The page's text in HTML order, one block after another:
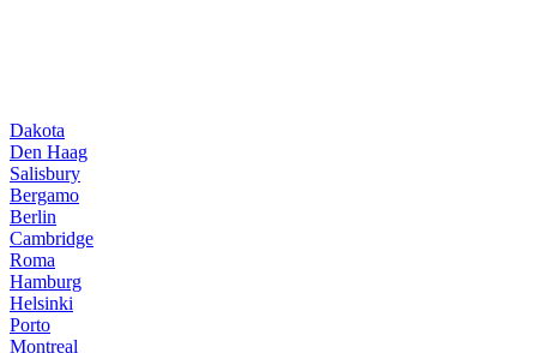
Dakota
Den Haag
Salisbury
Bergamo
Berlin
Cambridge
Roma
Hamburg
Helsinki
Porto
Montreal